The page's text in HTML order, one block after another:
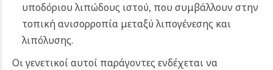
υποδόριου λιπώδους ιστού, που συμβάλλουν στην
τοπική ανισορροπία μεταξύ λιπογένεσης και
λιπόλυσης.
Οι γενετικοί αυτοί παράγοντες ενδέχεται να